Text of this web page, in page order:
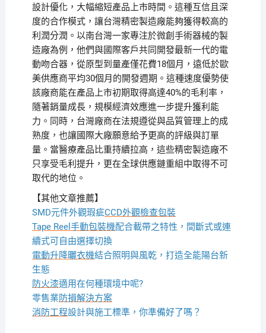
設計優化，大幅縮短產品上市時間。這種互信且深
度的合作模式，讓台灣精密製造廠能夠獲得較高的
利潤分潤。以南台灣一家專注於微創手術器械的製
造廠為例，他們與國際客戶共同開發最新一代的電
動吻合器，從原型到量產僅花費18個月，遠低於歐
美供應商平均30個月的開發週期。這種速度優勢使
該廠商能在產品上市初期取得高達40%的毛利率，
隨著銷量成長，規模經濟效應進一步提升獲利能
力。同時，台灣廠商在法規遵從與品質管理上的成
熟度，也讓國際大廠願意給予更高的評級與訂單
量。當醫療產品比重持續拉高，這些精密製造廠不
只享受毛利提升，更在全球供應鏈重組中取得不可
取代的地位。
【其他文章推薦】
SMD元件外觀瑕疵CCD外觀檢查包裝
Tape Reel手動包裝機配合載帶之特性，間斷式或連
續式可自由選擇切換
電動升降曬衣機結合照明與風乾，打造全能陽台新
生態
防火漆適用在何種環境中呢?
零售業防損解決方案
消防工程設計與施工標準，你準備好了嗎？